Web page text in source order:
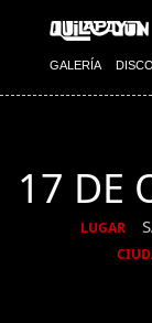
GALERÍA
17 DE
LUGAR